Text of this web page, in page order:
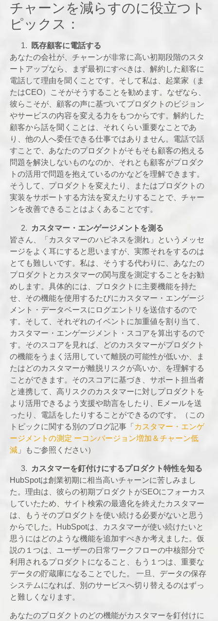
チャーンを減らすのに役立つト
ピックス：
既存顧客に電話する
あなたの会社が、チャーンが非常に高い初期段階のスタ
ートアップなら、まず最初にすべきは、解約した顧客に
電話して理由を聞くことです。そして私は、起業家（ま
たはCEO）こそがそうすることを勧めます。なぜなら、
彼らこそが、顧客の声に基づいてプロダクトのビジョン
やサービスの内容を変える力をもつからです。解約した
顧客から話を聞くことは、それくらい重要なことであ
り、他の人へ委任できる仕事ではありません。電話で話
すことで、あなたのプロダクトがそもそも顧客の抱える
問題を解決しないものなのか、それとも顧客がプロダク
トの活用で問題を抱えているのかなどを理解できます。
そうして、プロダクトを変えたり、またはプロダクトの
実装をサポートする方法を変えたりすることで、チャー
ンを改善できることはよくあることです。
カスタマー・エンゲージメントを測る
皆さん、「カスタマーのハピネスを測れ」というメッセ
ージをよく耳にすると思いますが、実際それをするのは
とても難しいです。私は、そうする代わりに、あなたの
プロダクトとカスタマーの関与度を測定することをお勧
めします。具体的には、プロタクトに主要機能を持た
せ、その機能を使用するたびにカスタマー・エンゲージ
メント・データベースにログエントリを送信するので
す。そして、それぞれのイベントに加重値を割り当て、
カスタマー・ エンゲージメント
・スコアを算出するので
す。そのスコアを見れば、どのカスタマーがプロダクト
の機能をうまく活用していて離脱の可能性が低いか、ま
たはどのカスタマーが離脱リスクが高いか、を理解する
ことができます。そのスコアに基づき、サポート担当者
と連携して、高リスクのカスタマーに対しプロダクトを
より活用できるよう支援や助言をしたり、Eメールを送
ったり、電話をしたりすることができるのです。（この
トピックに関する別のブログ記事「 カスタマー・エンゲ
ージメントの測定 ーコンバージョン増加＆チャーン低
減 」もご参照ください）
カスタマーを釘付けにするプロダクト特性を知る
HubSpotは創業初期に相当高いチャーンに苦しみまし
た。理由は、彼らの初期プロダクトがSEOにフォーカス
していたため、サイト検索の最適化を終えたカスタマー
は、もうそのプロダクトを使い続ける必要がないと思う
からでした。HubSpotは、カスタマーが使い続けたいと
思うにはどのような機能を追加すべきか考えました。仮
説の１つは、ユーザーの日常ワークフローの中核部分で
利用されるプロダクトになること、もう１つは、重要な
データの貯蔵庫になることでした。 一旦、データの保存
システムになれば、別のサービスへ切り替えるのはずっ
と難しくなります。
あなたのプロダクトのどの機能がカスタマーを釘付けに